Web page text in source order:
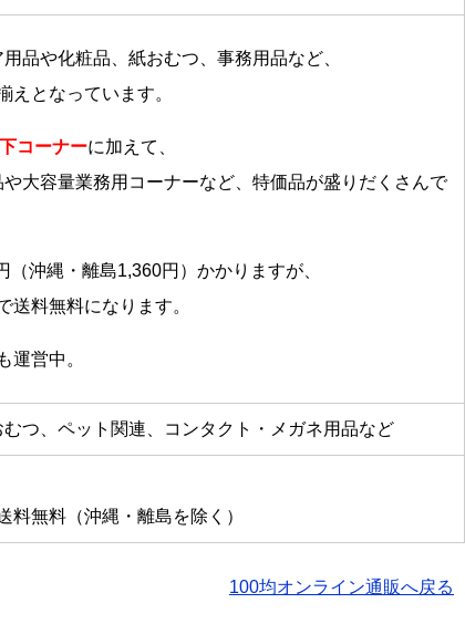
品や化粧品、紙おむつ、事務用品など、
えとなっています。
コーナーに加えて、
大容量業務用コーナーなど、特価品が盛りだくさんで
（沖縄・離島1,360円）かかりますが、
送料無料になります。
も運営中。
むつ、ペット関連、コンタクト・メガネ用品など
料無料（沖縄・離島を除く）
100均オンライン通販へ戻る